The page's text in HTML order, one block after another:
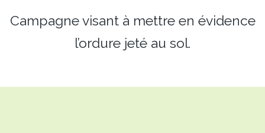
Campagne visant à mettre en évidence
l’ordure jeté au sol.